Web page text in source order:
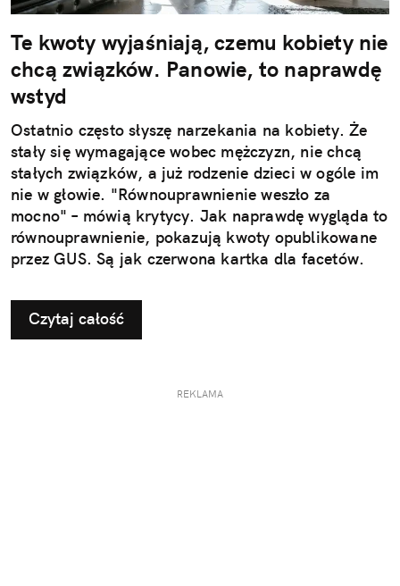
Te kwoty wyjaśniają, czemu kobiety nie
chcą związków. Panowie, to naprawdę
wstyd
Ostatnio często słyszę narzekania na kobiety. Że
stały się wymagające wobec mężczyzn, nie chcą
stałych związków, a już rodzenie dzieci w ogóle im
nie w głowie. "Równouprawnienie weszło za
mocno" – mówią krytycy. Jak naprawdę wygląda to
równouprawnienie, pokazują kwoty opublikowane
przez GUS. Są jak czerwona kartka dla facetów.
Czytaj całość
REKLAMA